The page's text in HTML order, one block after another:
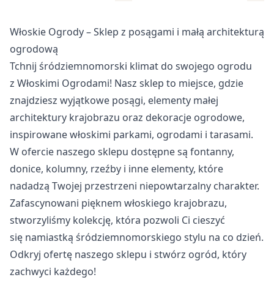
Włoskie Ogrody – Sklep z posągami i małą architekturą
ogrodową
Tchnij śródziemnomorski klimat do swojego ogrodu
z Włoskimi Ogrodami! Nasz sklep to miejsce, gdzie
znajdziesz wyjątkowe posągi, elementy małej
architektury krajobrazu oraz dekoracje ogrodowe,
inspirowane włoskimi parkami, ogrodami i tarasami.
W ofercie naszego sklepu dostępne są fontanny,
donice, kolumny, rzeźby i inne elementy, które
nadadzą Twojej przestrzeni niepowtarzalny charakter.
Zafascynowani pięknem włoskiego krajobrazu,
stworzyliśmy kolekcję, która pozwoli Ci cieszyć
się namiastką śródziemnomorskiego stylu na co dzień.
Odkryj ofertę naszego sklepu i stwórz ogród, który
zachwyci każdego!